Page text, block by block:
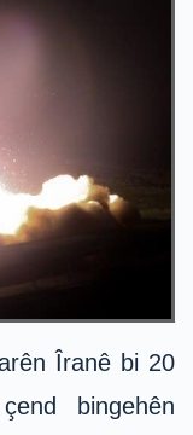
Îranê bi 20
bingehên